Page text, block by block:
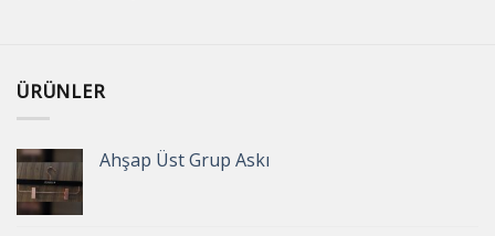
ÜRÜNLER
Ahşap Üst Grup Askı